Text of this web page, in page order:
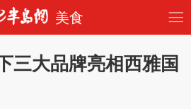
美食
三大品牌亮相西雅国